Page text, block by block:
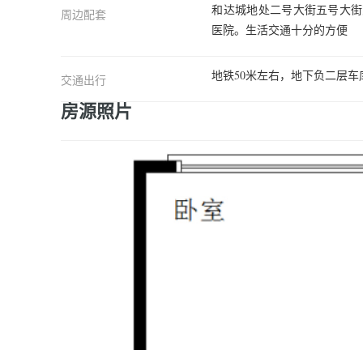
周边配套
和达城地处二号大街五号大
医院。生活交通十分的方便
交通出行 地铁50米左右，地下负二层
房源照片